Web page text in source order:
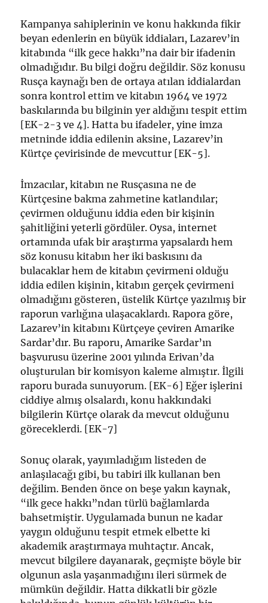
Kampanya sahiplerinin ve konu hakkında fikir
beyan edenlerin en büyük iddiaları, Lazarev’in
kitabında “ilk gece hakkı”na dair bir ifadenin
olmadığıdır. Bu bilgi doğru değildir. Söz konusu
Rusça kaynağı ben de ortaya atılan iddialardan
sonra kontrol ettim ve kitabın 1964 ve 1972
baskılarında bu bilginin yer aldığını tespit ettim
[EK-2-3 ve 4]. Hatta bu ifadeler, yine imza
metninde iddia edilenin aksine, Lazarev’in
Kürtçe çevirisinde de mevcuttur [EK-5].
İmzacılar, kitabın ne Rusçasına ne de
Kürtçesine bakma zahmetine katlandılar;
çevirmen olduğunu iddia eden bir kişinin
şahitliğini yeterli gördüler. Oysa, internet
ortamında ufak bir araştırma yapsalardı hem
söz konusu kitabın her iki baskısını da
bulacaklar hem de kitabın çevirmeni olduğu
iddia edilen kişinin, kitabın gerçek çevirmeni
olmadığını gösteren, üstelik Kürtçe yazılmış bir
raporun varlığına ulaşacaklardı. Rapora göre,
Lazarev’in kitabını Kürtçeye çeviren Amarike
Sardar’dır. Bu raporu, Amarike Sardar’ın
başvurusu üzerine 2001 yılında Erivan’da
oluşturulan bir komisyon kaleme almıştır. İlgili
raporu burada sunuyorum. [EK-6] Eğer işlerini
ciddiye almış olsalardı, konu hakkındaki
bilgilerin Kürtçe olarak da mevcut olduğunu
göreceklerdi. [EK-7]
Sonuç olarak, yayımladığım listeden de
anlaşılacağı gibi, bu tabiri ilk kullanan ben
değilim. Benden önce on beşe yakın kaynak,
“ilk gece hakkı”ndan türlü bağlamlarda
bahsetmiştir. Uygulamada bunun ne kadar
yaygın olduğunu tespit etmek elbette ki
akademik araştırmaya muhtaçtır. Ancak,
mevcut bilgilere dayanarak, geçmişte böyle bir
olgunun asla yaşanmadığını ileri sürmek de
mümkün değildir. Hatta dikkatli bir gözle